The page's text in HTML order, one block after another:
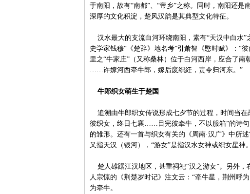
于南阳，故有“南都”、“帝乡”之称。同时，南阳还
深厚的文化积淀，楚风汉韵是其典型文化特征。
汉水最大的支流白河环绕南阳，素有“天汉中白水”
史学家钱穆“《楚辞》地名考”引萧詧《愍时赋》：“
里之“牛家庄”（又称桑林）位于白河西岸，应合了南
……许嫁河西牵牛郎，嫁后废织紝，责令归河东。”
牛郎织女萌生于楚国
追溯由牛郎织女传说形成七夕节的过程，时间当在
彼织女，终日七襄……目完彼牵牛，不以服箱”的诗
的雏形。还有一首与织女有关的《周南·汉广》中所
又指天汉（银河），“游女”是指汉水女神或织女星
楚人雄踞江汉地区，甚重祠祀“汉之游女”。另外，
人宗懔的《荆楚岁时记》注文云：“牵牛星，荆州呼
为牵牛。